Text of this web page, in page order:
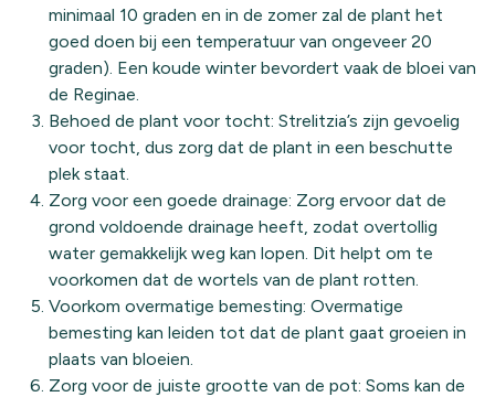
minimaal 10 graden en in de zomer zal de plant het
goed doen bij een temperatuur van ongeveer 20
graden). Een koude winter bevordert vaak de bloei van
de Reginae.
Behoed de plant voor tocht: Strelitzia’s zijn gevoelig
voor tocht, dus zorg dat de plant in een beschutte
plek staat.
Zorg voor een goede drainage: Zorg ervoor dat de
grond voldoende drainage heeft, zodat overtollig
water gemakkelijk weg kan lopen. Dit helpt om te
voorkomen dat de wortels van de plant rotten.
Voorkom overmatige bemesting: Overmatige
bemesting kan leiden tot dat de plant gaat groeien in
plaats van bloeien.
Zorg voor de juiste grootte van de pot: Soms kan de